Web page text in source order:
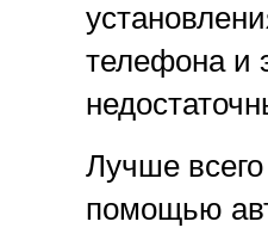
телефона и
Лучше
помощью